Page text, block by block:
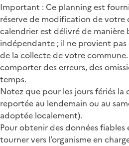
Important : Ce planning est
réserve de modification de votre
calendrier est délivré de manière
indépendante ; il ne provient pas
de la collecte de votre
comporter des erreurs, des
temps.
Notez que pour les jours fériés
reportée au lendemain ou au
adoptée localement).
Pour obtenir des données fiables
tourner vers l’organisme en